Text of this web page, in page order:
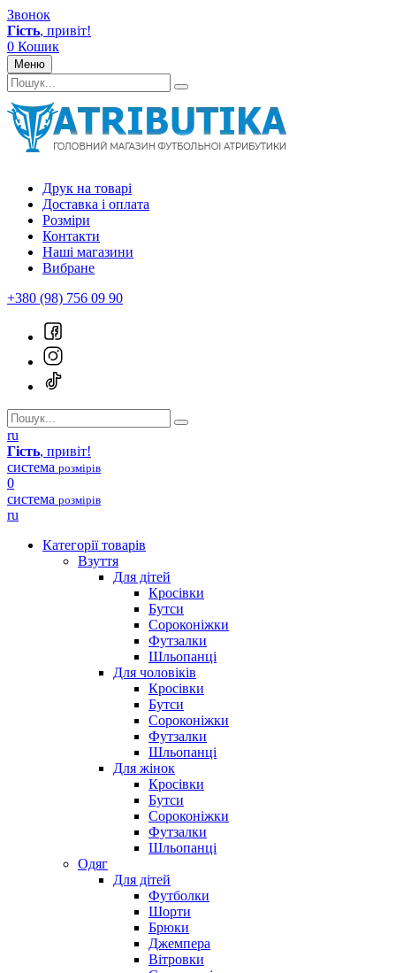
Звонок
Гість, привіт!
0 Кошик
Меню
Друк на товарі
Доставка і оплата
Розміри
Контакти
Наші магазини
Вибране
+380 (98) 756 09 90
ru
Гість, привіт!
система розмірів
0
система розмірів
ru
Категорії товарів
Взуття
Для дітей
Кросівки
Бутси
Сороконіжки
Футзалки
Шльопанці
Для чоловіків
Кросівки
Бутси
Сороконіжки
Футзалки
Шльопанці
Для жінок
Кросівки
Бутси
Сороконіжки
Футзалки
Шльопанці
Одяг
Для дітей
Футболки
Шорти
Брюки
Джемпера
Вітровки